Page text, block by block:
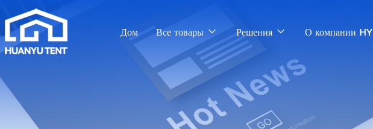
Дом Все товары Решения О компании HY